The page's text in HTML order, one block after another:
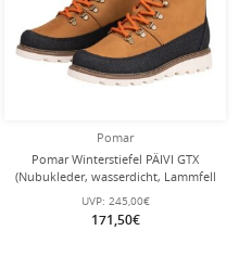
Pomar
Pomar Winterstiefel PÄIVI GTX
(Nubukleder, wasserdicht, Lammfell
gefüttert) tan braun Damen
UVP: 245,00€
171,50€